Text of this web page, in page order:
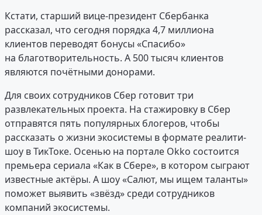
Кстати, старший вице-президент Сбербанка
рассказал, что сегодня порядка 4,7 миллиона
клиентов переводят бонусы «Спасибо»
на благотворительность. А 500 тысяч клиентов
являются почётными донорами.
Для своих сотрудников Сбер готовит три
развлекательных проекта. На стажировку в Сбер
отправятся пять популярных блогеров, чтобы
рассказать о жизни экосистемы в формате реалити-
шоу в ТикТоке. Осенью на портале Okko состоится
премьера сериала «Как в Сбере», в котором сыграют
известные актёры. А шоу «Салют, мы ищем таланты»
поможет выявить «звёзд» среди сотрудников
компаний экосистемы.